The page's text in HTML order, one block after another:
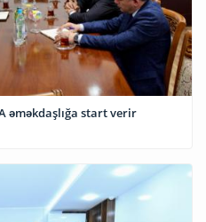
Texnologiya Universiteti ilə İRİA əməkdaşlığa start verir